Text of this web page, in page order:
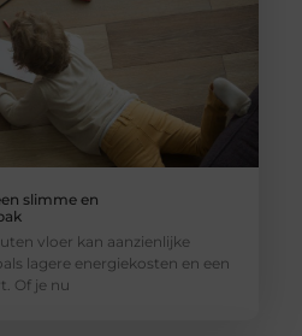
slimme en
vloer kan aanzienlijke
lagere energiekosten en een
Of je nu